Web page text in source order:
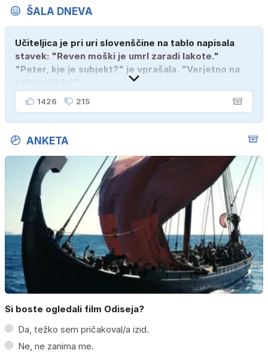
ŠALA DNEVA
Učiteljica je pri uri slovenščine na tablo napisala
stavek: "Reven moški je umrl zaradi lakote."
"Peter, kje je subjekt?" je vprašala. "Verjetno na
1426 215
ANKETA
Si boste ogledali film Odiseja?
Da, težko sem pričakoval/a izid.
Ne, ne zanima me.